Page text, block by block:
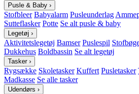
Pusle & Baby ›
Stofbleer Babyalarm Pusleunderlag
Sutteflasker Potte Se alt pusle & baby
Legetøj ›
Aktivitetslegetøj Bamser Puslespil
Dukkehus Boldbassin Se alt legetøj
Tasker ›
Rygsække Skoletasker Kuffert Pusletasker
Madkasse Se alle tasker
Udendørs ›